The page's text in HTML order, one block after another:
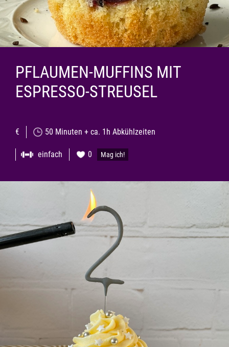
PFLAUMEN-MUFFINS MIT
ESPRESSO-STREUSEL
€ 50 Minuten + ca. 1h Abkühlzeiten
einfach 0 Mag ich!